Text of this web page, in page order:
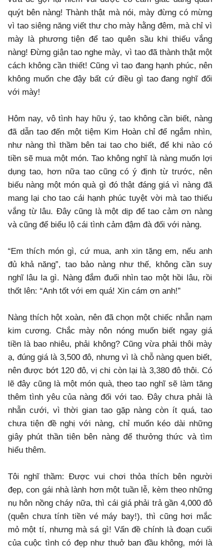
quýt bên nàng! Thành thật mà nói, mày đừng có mừng
vì tao siêng năng viết thư cho mày hằng đêm, mà chỉ vì
mày là phương tiện để tao quên sầu khi thiếu vắng
nàng! Đừng giận tao nghe mày, vì tao đã thành thật một
cách không cần thiết! Cũng vì tao đang hạnh phúc, nên
không muốn che đậy bất cứ điều gì tao đang nghĩ đối
với mày!
Hôm nay, vô tình hay hữu ý, tao không cần biết, nàng
đã dẫn tao đến một tiệm Kim Hoàn chỉ để ngắm nhìn,
như nàng thì thầm bên tai tao cho biết, để khi nào có
tiền sẽ mua một món. Tao không nghĩ là nàng muốn lợi
dụng tao, hơn nữa tao cũng có ý định từ trước, nên
biếu nàng một món quà gì đó thật đáng giá vì nàng đã
mang lại cho tao cái hạnh phúc tuyệt vời mà tao thiếu
vắng từ lâu. Đây cũng là một dịp để tao cảm ơn nàng
và cũng để biểu lộ cái tình cảm đậm đà đối với nàng.
“Em thích món gì, cứ mua, anh xin tặng em, nếu anh
đủ khả năng”, tao bảo nàng như thế, không cần suy
nghĩ lâu la gì. Nàng đắm đuối nhìn tao một hồi lâu, rồi
thốt lên: “Anh tốt với em quá! Xin cám ơn anh!”
Nàng thích hột xoàn, nên đã chọn một chiếc nhẫn nạm
kim cương. Chắc mày nôn nóng muốn biết ngay giá
tiền là bao nhiêu, phải không? Cũng vừa phải thôi mày
ạ, đúng giá là 3,500 đô, nhưng vì là chỗ nàng quen biết,
nên được bớt 120 đô, vị chi còn lại là 3,380 đô thôi. Có
lẽ đây cũng là một món quà, theo tao nghĩ sẽ làm tăng
thêm tình yêu của nàng đối với tao. Đây chưa phải là
nhẫn cưới, vì thời gian tao gặp nàng còn ít quá, tao
chưa tiện đề nghị với nàng, chỉ muốn kéo dài những
giây phút thần tiên bên nàng để thưởng thức và tìm
hiểu thêm.
Tôi nghĩ thầm: Được vui chơi thỏa thích bên người
đẹp, con gái nhà lành hơn một tuần lễ, kèm theo những
nụ hôn nồng cháy nữa, thì cái giá phải trả gần 4,000 đô
(quên chưa tính tiền vé máy bay!), thì cũng hơi mắc
mỏ một tí, nhưng mà sá gì! Vấn đề chính là đoạn cuối
của cuộc tình có đẹp như thuở ban đầu không, mới là